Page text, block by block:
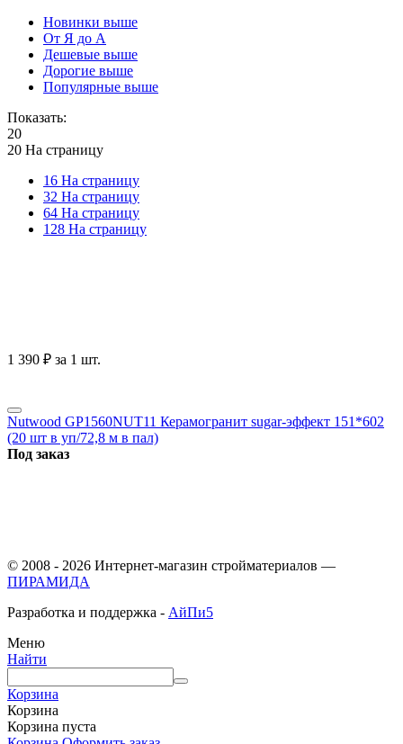
Новинки выше
От Я до А
Дешевые выше
Дорогие выше
Популярные выше
Показать:
20
20 На страницу
16 На страницу
32 На страницу
64 На страницу
128 На страницу
1 390 ₽ за 1 шт.
Nutwood GP1560NUT11 Керамогранит sugar-эффект 151*602
(20 шт в уп/72,8 м в пал)
Под заказ
© 2008 - 2026 Интернет-магазин стройматериалов —
ПИРАМИДА
Разработка и поддержка - АйПи5
Меню
Найти
Корзина
Корзина
Корзина пуста